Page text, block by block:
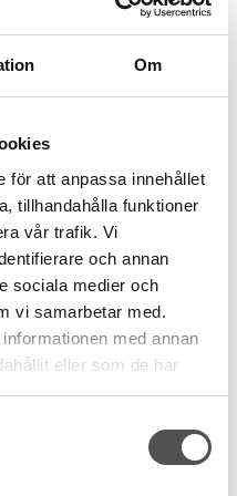
Om
för att anpassa innehållet
tillhandahålla funktioner
vår trafik. Vi
och annan
sociala medier och
vi samarbetar med.
med annan
eller som de har
tjänster.
Janome / Husqvarna / Pfaff
Bästa CB-spolen
20,5 x 11,7 mm
99 kr
KÖP